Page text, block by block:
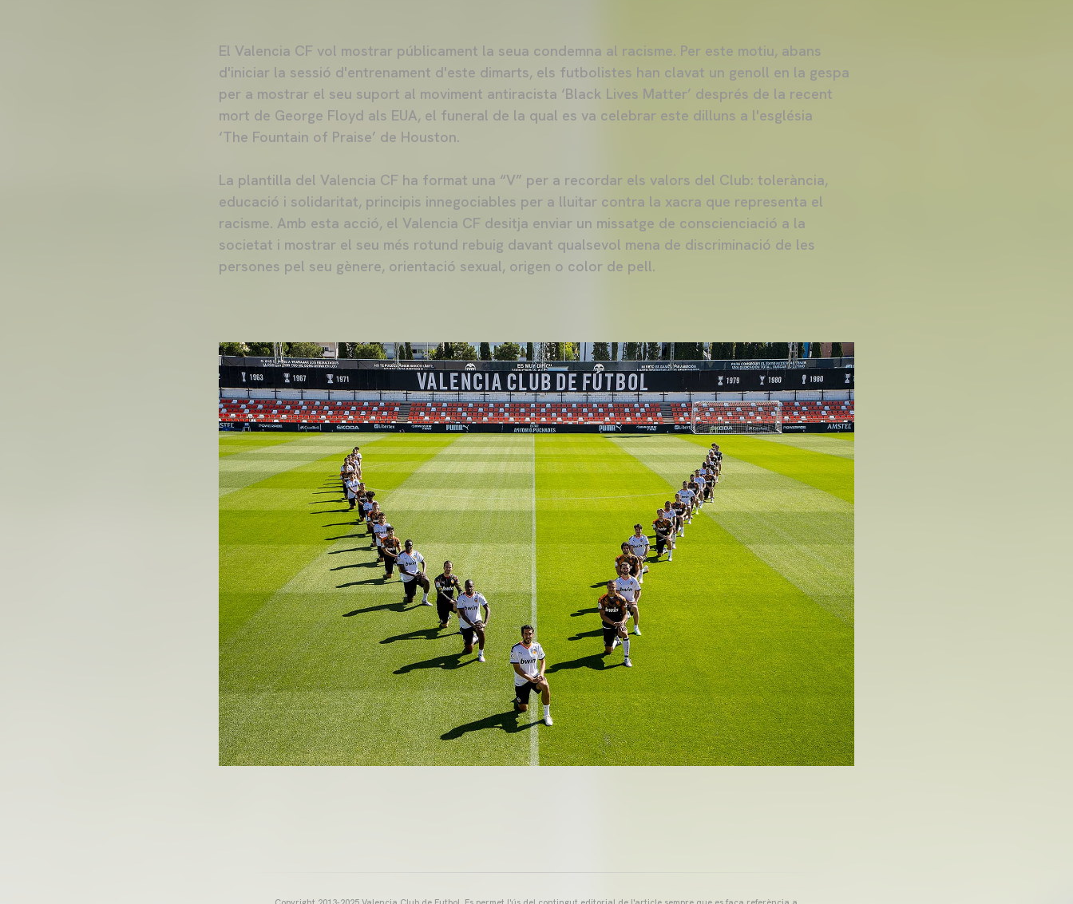
El Valencia CF vol mostrar públicament la seua condemna al racisme. Per este motiu, abans
d'iniciar la sessió d'entrenament d'este dimarts, els futbolistes han clavat un genoll en la gespa
per a mostrar el seu suport al moviment antiracista ‘Black Lives Matter’ després de la recent
mort de George Floyd als EUA, el funeral de la qual es va celebrar este dilluns a l'església
‘The Fountain of Praise’ de Houston.
La plantilla del Valencia CF ha format una “V” per a recordar els valors del Club: tolerància,
educació i solidaritat, principis innegociables per a lluitar contra la xacra que representa el
racisme. Amb esta acció, el Valencia CF desitja enviar un missatge de conscienciació a la
societat i mostrar el seu més rotund rebuig davant qualsevol mena de discriminació de les
persones pel seu gènere, orientació sexual, origen o color de pell.